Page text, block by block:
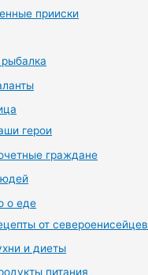
прииски
герои
граждане
о еде
от североенисейцев
и диеты
питания